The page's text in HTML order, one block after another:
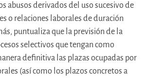
abusos derivados del uso sucesivo de
o relaciones laborales de duración
puntualiza que la previsión de la
selectivos que tengan como
definitiva las plazas ocupadas por
(así como los plazos concretos a